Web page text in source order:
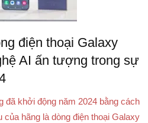
điện thoại Galaxy
AI ấn tượng trong sự
đã khởi động năm 2024 bằng cách
của hãng là dòng điện thoại Galaxy